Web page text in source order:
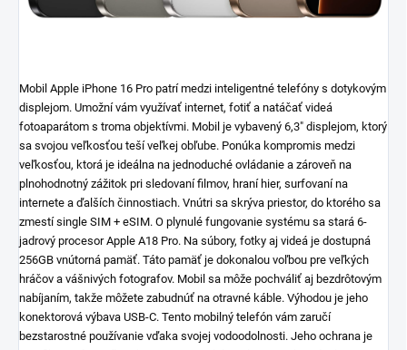
Mobil Apple iPhone 16 Pro patrí medzi inteligentné telefóny s dotykovým
displejom. Umožní vám využívať internet, fotiť a natáčať videá
fotoaparátom s troma objektívmi. Mobil je vybavený 6,3" displejom, ktorý
sa svojou veľkosťou teší veľkej obľube. Ponúka kompromis medzi
veľkosťou, ktorá je ideálna na jednoduché ovládanie a zároveň na
plnohodnotný zážitok pri sledovaní filmov, hraní hier, surfovaní na
internete a ďalších činnostiach. Vnútri sa skrýva priestor, do ktorého sa
zmestí single SIM + eSIM. O plynulé fungovanie systému sa stará 6-
jadrový procesor Apple A18 Pro. Na súbory, fotky aj videá je dostupná
256GB vnútorná pamäť. Táto pamäť je dokonalou voľbou pre veľkých
hráčov a vášnivých fotografov. Mobil sa môže pochváliť aj bezdrôtovým
nabíjaním, takže môžete zabudnúť na otravné káble. Výhodou je jeho
konektorová výbava USB-C. Tento mobilný telefón vám zaručí
bezstarostné používanie vďaka svojej vodoodolnosti. Jeho ochrana je